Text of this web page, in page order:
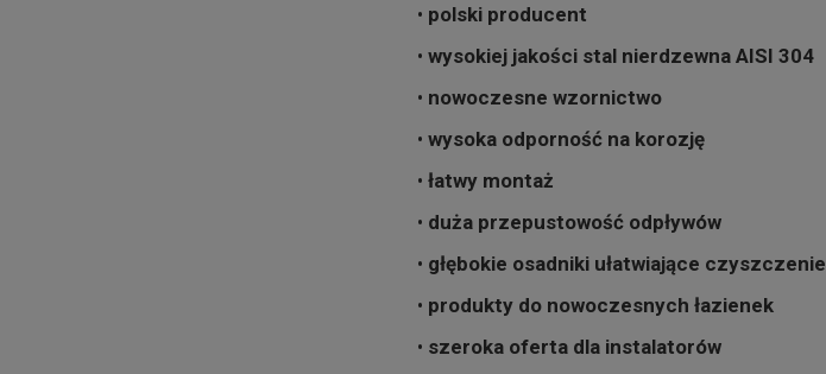
• polski producent
• wysokiej jakości stal nierdzewna AISI 304
• nowoczesne wzornictwo
• wysoka odporność na korozję
• łatwy montaż
• duża przepustowość odpływów
• głębokie osadniki ułatwiające czyszczenie
• produkty do nowoczesnych łazienek
• szeroka oferta dla instalatorów